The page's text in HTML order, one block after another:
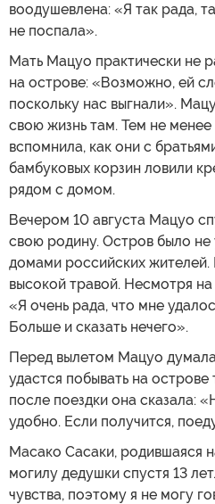
воодушевлена: «Я так рада,
не поспала».
Мать Мацуо практически не
на острове: «Возможно, ей
поскольку нас выгнали».
свою жизнь там. Тем не менее
вспомнила, как они с
бамбуковых корзин ловили
рядом с домом.
Вечером 10 августа Мацуо
свою родину. Остров было не
домами российских
высокой травой. Несмотря
«Я очень рада, что мне
Больше и сказать нечего».
Перед вылетом Мацуо
удастся побывать на
после поездки она сказала:
удобно. Если получится,
Масако Сасаки, родившаяся
могилу дедушки спустя 13
чувства, поэтому я не могу